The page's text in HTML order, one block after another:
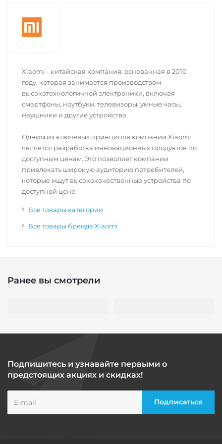
Xiaomi - китайская компания, основанная в 2010
году, которая занимается производством
высокотехнологичной электроники, включая
смартфоны, ноутбуки, телевизоры, умные часы,
наушники и другие устройства.
Одним из ключевых принципов компании Xiaomi
является разработка инновационных продуктов по
доступным ценам. Это позволяет компании
привлекать широкую аудиторию потребителей,
которые ищут высококачественные устройства по
доступной цене.
Все товары категории
Все товары бренда Xiaomi
Ранее вы смотрели
Подпишитесь и узнавайте первыми о
предстоящих акциях и скидках!